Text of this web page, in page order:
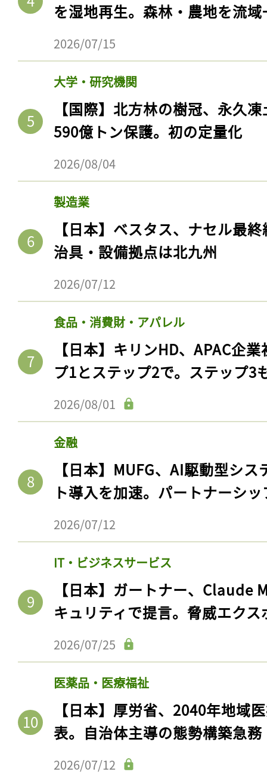
を湿地再生。森林・農地を流
2026/07/15
大学・研究機関
【国際】北方林の樹冠、永久
590億トン保護。初の定量化
2026/08/04
製造業
【日本】ベスタス、ナセル最
治具・設備拠点は北九州
2026/07/12
食品・消費財・アパレル
【日本】キリンHD、APAC企
プ1とステップ2で。ステップ3
2026/08/01
金融
【日本】MUFG、AI駆動型シ
ト導入を加速。パートナーシ
2026/07/12
IT・ビジネスサービス
【日本】ガートナー、Claude
キュリティで提言。脅威エク
2026/07/25
医薬品・医療福祉
【日本】厚労省、2040年地域
表。自治体主導の態勢構築急務
2026/07/12